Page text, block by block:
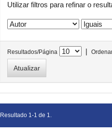
Utilizar filtros para refinar o
Resultados/Página |
Resultado 1-1 de 1.